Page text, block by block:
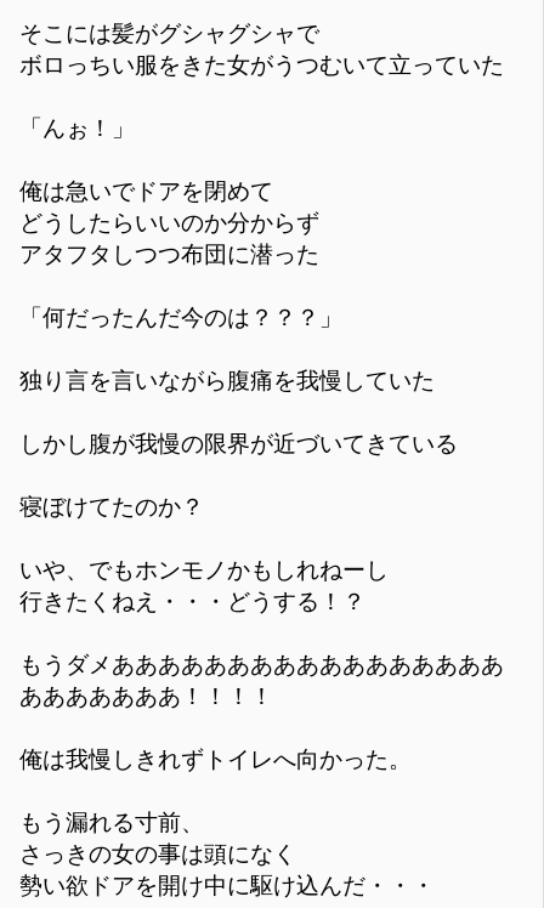
そこには髪がグシャグシャで
ボロっちい服をきた女がうつむいて立っていた
「んぉ！」
俺は急いでドアを閉めて
どうしたらいいのか分からず
アタフタしつつ布団に潜った
「何だったんだ今のは？？？」
独り言を言いながら腹痛を我慢していた
しかし腹が我慢の限界が近づいてきている
寝ぼけてたのか？
いや、でもホンモノかもしれねーし
行きたくねえ・・・どうする！？
もうダメあああああああああああああああああ
あああああああ！！！！
俺は我慢しきれずトイレへ向かった。
もう漏れる寸前、
さっきの女の事は頭になく
勢い欲ドアを開け中に駆け込んだ・・・